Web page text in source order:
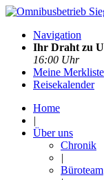
Navigation
Ihr Draht zu
16:00 Uhr
Meine Merkliste
Reisekalender
Home
|
Über uns
Chronik
|
Büroteam